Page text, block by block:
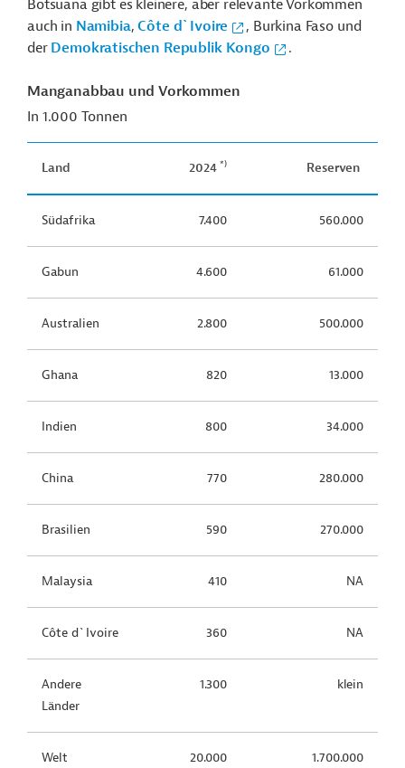
Botsuana gibt es kleinere, aber relevante Vorkommen
auch in Namibia,Côte d`Ivoire
, Burkina Faso und
der Demokratischen Republik Kongo .
Manganabbau und Vorkommen
In 1.000 Tonnen
Land 2024 *) Reserven
Südafrika 7.400 560.000
Gabun 4.600 61.000
Australien 2.800 500.000
Ghana 820 13.000
Indien 800 34.000
China 770 280.000
Brasilien 590 270.000
Malaysia 410 NA
Côte d`Ivoire 360 NA
Andere
Länder
1.300 klein
Welt 20.000 1.700.000